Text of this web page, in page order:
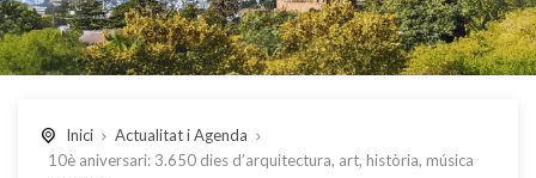
Inici
Actualitat i Agenda
10è aniversari: 3.650 dies d’arquitectura, art, història, música